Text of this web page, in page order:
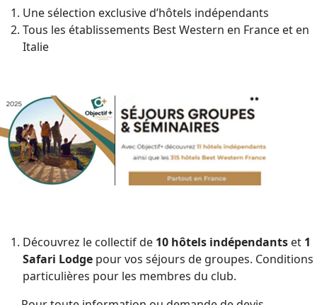
Une sélection exclusive d’hôtels indépendants
Tous les établissements Best Western en France et en
Italie
Découvrez le collectif de 10 hôtels indépendants et 1
Safari Lodge pour vos séjours de groupes. Conditions
particulières pour les membres du club.